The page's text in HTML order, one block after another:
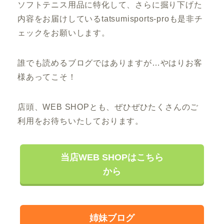
ソフトテニス用品に特化して、さらに掘り下げた
内容をお届けしているtatsumisports-proも是非チ
ェックをお願いします。
誰でも読めるブログではありますが…やはりお客
様あってこそ！
店頭、WEB SHOPとも、ぜひぜひたくさんのご
利用をお待ちいたしております。
当店WEB SHOPはこちら
から
姉妹ブログ